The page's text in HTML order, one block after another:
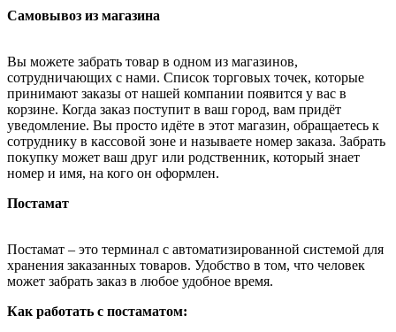
Самовывоз из магазина
Вы можете забрать товар в одном из магазинов,
сотрудничающих с нами. Список торговых точек, которые
принимают заказы от нашей компании появится у вас в
корзине. Когда заказ поступит в ваш город, вам придёт
уведомление. Вы просто идёте в этот магазин, обращаетесь к
сотруднику в кассовой зоне и называете номер заказа. Забрать
покупку может ваш друг или родственник, который знает
номер и имя, на кого он оформлен.
Постамат
Постамат – это терминал с автоматизированной системой для
хранения заказанных товаров. Удобство в том, что человек
может забрать заказ в любое удобное время.
Как работать с постаматом: